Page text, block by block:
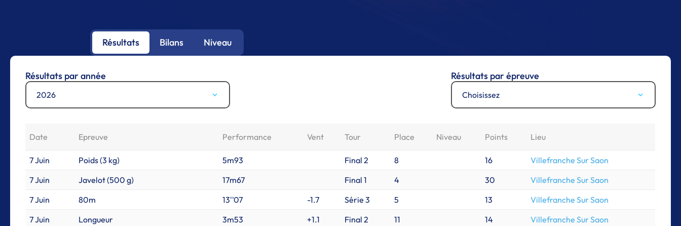
Résultats Bilans Niveau
Résultats par année
2026
Résultats par épreuve
Choisissez
Date Epreuve Performance Vent Tour Place Niveau Points Lieu
7 Juin Poids (3 kg) 5m93 Final 2 8 16
Villefranche Sur Saon
7 Juin
Javelot (500 g) 17m67 Final 1 4 30
Villefranche Sur Saon
7 Juin
80m 13''07 -1.7 Série 3 5 13
Villefranche Sur Saon
7 Juin
Longueur 3m53 +1.1 Final 2 11 14
Villefranche Sur Saon